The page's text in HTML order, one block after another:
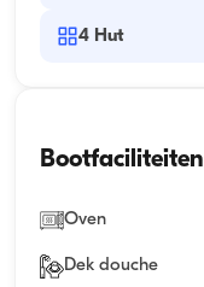
4 Hut
Bootfaciliteiten
Oven
Dek douche